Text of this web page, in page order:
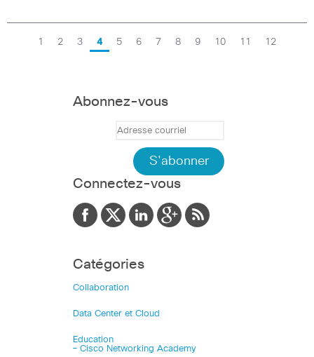
1 2 3 4 5 6 7 8 9 10 11 12
Abonnez-vous
Connectez-vous
Catégories
Collaboration
Data Center et Cloud
Education
– Cisco Networking Academy